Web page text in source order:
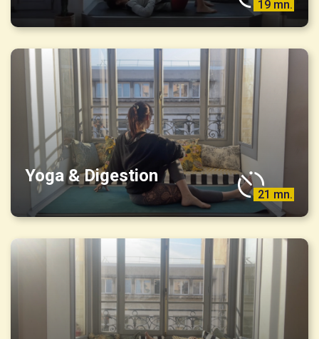
19 mn.
Yoga & Digestion
21 mn.